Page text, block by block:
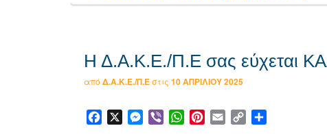
Η Δ.Α.Κ.Ε./Π.Ε σας εύχεται
από Δ.Α.Κ.Ε./Π.Εστις 10 ΑΠΡΙΛΊΟΥ 2025
Facebook Messenger
Viber WhatsApp
Pinterest
Email Copy